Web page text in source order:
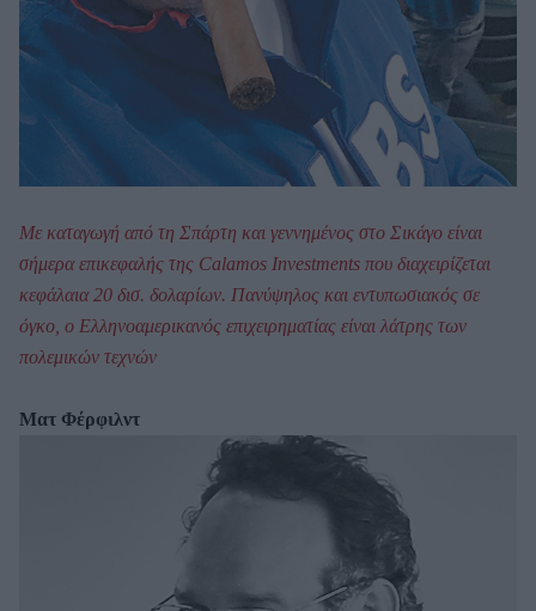
Με καταγωγή από τη Σπάρτη και γεννημένος στο Σικάγο είναι
σήμερα επικεφαλής της Calamos Investments που διαχειρίζεται
κεφάλαια 20 δισ. δολαρίων. Πανύψηλος και εντυπωσιακός σε
όγκο, ο Ελληνοαμερικανός επιχειρηματίας είναι λάτρης των
πολεμικών τεχνών
Ματ Φέρφιλντ